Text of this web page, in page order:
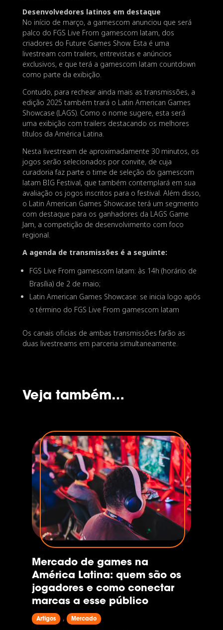
Desenvolvedores latinos em destaque
No início de março, a gamescom anunciou que será
palco do FGS Live From gamescom latam, dos
criadores do Future Games Show. Esta é uma
livestream com trailers, entrevistas e anúncios
exclusivos, e que terá a gamescom latam countdown
como parte da exibição.
Contudo, para rechear ainda mais as transmissões, a
edição 2025 também trará o Latin American Games
Showcase (LAGS). Como o nome sugere, esta será
uma exibição com trailers destacando os melhores
títulos da América Latina.
Nesta livestream de aproximadamente 30 minutos, os
jogos serão selecionados por convite, de cuja
curadoria faz parte o time de seleção do gamescom
latam BIG Festival, que também contemplará em sua
avaliação os jogos inscritos para o festival. Além disso,
o Latin American Games Showcase terá um segmento
com destaque para os ganhadores da LAGS Game
Jam, a competição de desenvolvimento com foco
regional.
A agenda de transmissões é a seguinte:
FGS Live From gamescom latam: às 14h (horário de
Brasília) de 2 de maio;
Latin American Games Showcase: se inicia logo após
o término do FGS Live From gamescom latam
Os canais oficias de ambas transmissões farão as
duas livestreams em parceria simultaneamente.
Veja também…
Mercado de games na
América Latina: quem são os
jogadores e como conectar
marcas a esse público
Artigos , Mercado